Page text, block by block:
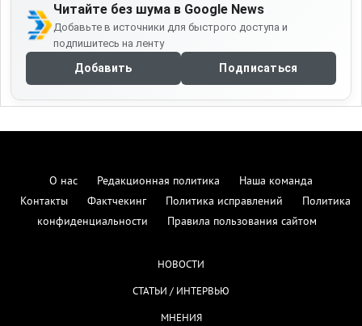
Читайте без шума в Google News
Добавьте в источники для быстрого доступа и
подпишитесь на ленту
Добавить Подписаться
О нас Редакционная политика
Наша команда
Контакты
Фактчекинг Политика исправлений
Политика
конфиденциальности
Правила пользования сайтом
НОВОСТИ
СТАТЬИ / ИНТЕРВЬЮ
МНЕНИЯ